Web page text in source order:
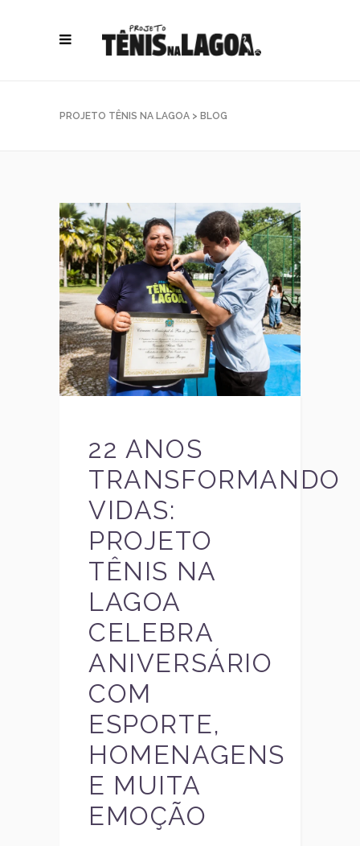
PROJETO TÊNIS NA LAGOA > BLOG
22 ANOS
TRANSFORMANDO
VIDAS:
PROJETO
TÊNIS NA
LAGOA
CELEBRA
ANIVERSÁRIO
COM
ESPORTE,
HOMENAGENS
E MUITA
EMOÇÃO